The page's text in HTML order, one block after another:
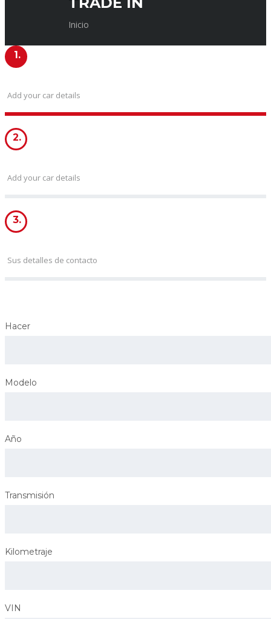
Inicio
1.
Add your car details
2.
Add your car details
3.
Sus detalles de contacto
Hacer
Modelo
Año
Transmisión
Kilometraje
VIN